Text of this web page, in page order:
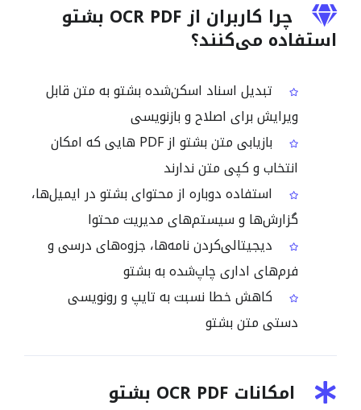
چرا کاربران از OCR PDF بشتو
استفاده می‌کنند؟
تبدیل اسناد اسکن‌شده بشتو به متن قابل
ویرایش برای اصلاح و بازنویسی
بازیابی متن بشتو از PDF هایی که امکان
انتخاب و کپی متن ندارند
استفاده دوباره از محتوای بشتو در ایمیل‌ها،
گزارش‌ها و سیستم‌های مدیریت محتوا
دیجیتالی‌کردن نامه‌ها، جزوه‌های درسی و
فرم‌های اداری چاپ‌شده به بشتو
کاهش خطا نسبت به تایپ و رونویسی
دستی متن بشتو
امکانات OCR PDF بشتو